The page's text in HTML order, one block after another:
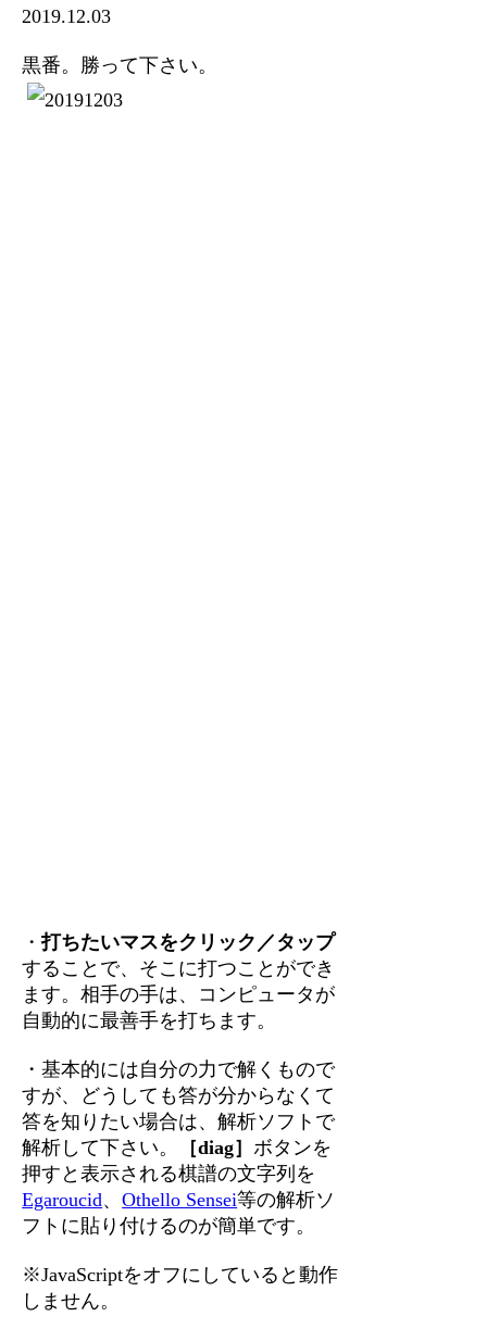
2019.12.03
黒番。勝って下さい。
・打ちたいマスをクリック／タップ
することで、そこに打つことができ
ます。相手の手は、コンピュータが
自動的に最善手を打ちます。
・基本的には自分の力で解くもので
すが、どうしても答が分からなくて
答を知りたい場合は、解析ソフトで
解析して下さい。
［diag］ ボタンを
押すと表示される棋譜の文字列を
Egaroucid、Othello Sensei等の解析ソ
フトに貼り付けるのが簡単です。
※JavaScriptをオフにしていると動作
しません。